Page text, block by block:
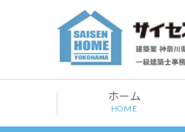
ツ
ス
シ
ン
ホーム
HOME